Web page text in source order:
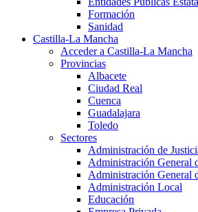
Formación
Sanidad
Castilla-La Mancha
Acceder a Castilla-La Mancha
Provincias
Albacete
Ciudad Real
Cuenca
Guadalajara
Toledo
Sectores
Administración de
Administración General
Administración General
Administración Local
Educación